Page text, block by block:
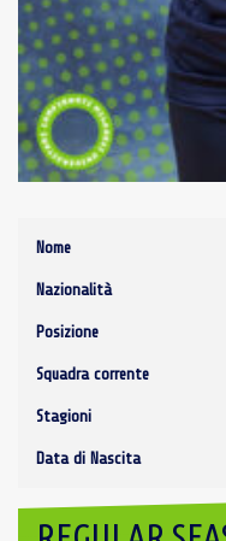
Nome
Nazionalità
Posizione
Squadra corrente
Stagioni
Data di Nascita